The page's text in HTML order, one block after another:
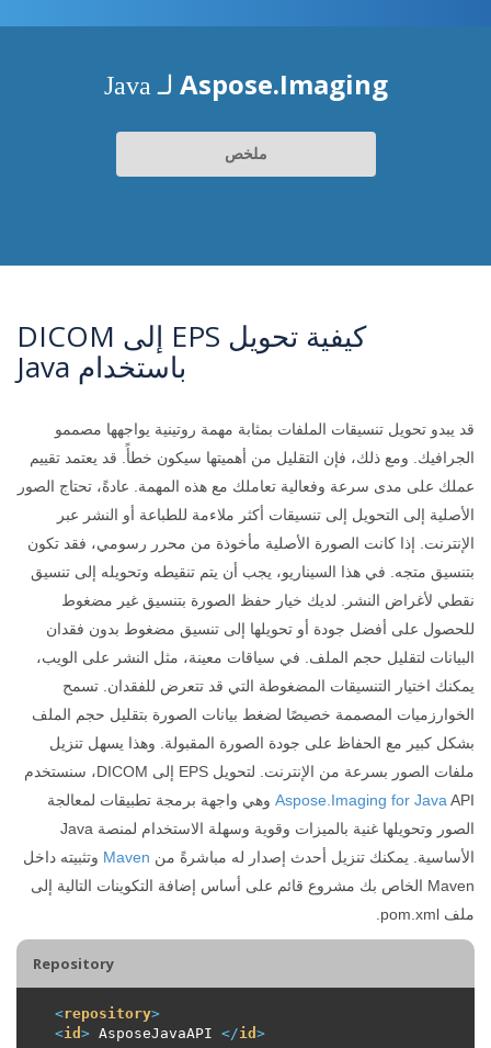
Aspose.Imaging لـ Java
ملخص
كيفية تحويل EPS إلى DICOM
باستخدام Java
قد يبدو تحويل تنسيقات الملفات بمثابة مهمة روتينية يواجهها مصممو
الجرافيك. ومع ذلك، فإن التقليل من أهميتها سيكون خطأً. قد يعتمد تقييم
عملك على مدى سرعة وفعالية تعاملك مع هذه المهمة. عادةً، تحتاج الصور
الأصلية إلى التحويل إلى تنسيقات أكثر ملاءمة للطباعة أو النشر عبر
الإنترنت. إذا كانت الصورة الأصلية مأخوذة من محرر رسومي، فقد تكون
بتنسيق متجه. في هذا السيناريو، يجب أن يتم تنقيطه وتحويله إلى تنسيق
نقطي لأغراض النشر. لديك خيار حفظ الصورة بتنسيق غير مضغوط
للحصول على أفضل جودة أو تحويلها إلى تنسيق مضغوط بدون فقدان
البيانات لتقليل حجم الملف. في سياقات معينة، مثل النشر على الويب،
يمكنك اختيار التنسيقات المضغوطة التي قد تتعرض للفقدان. تسمح
الخوارزميات المصممة خصيصًا لضغط بيانات الصورة بتقليل حجم الملف
بشكل كبير مع الحفاظ على جودة الصورة المقبولة. وهذا يسهل تنزيل
ملفات الصور بسرعة من الإنترنت. لتحويل EPS إلى DICOM، سنستخدم
Aspose.Imaging for Java API وهي واجهة برمجة تطبيقات لمعالجة
الصور وتحويلها غنية بالميزات وقوية وسهلة الاستخدام لمنصة Java
الأساسية. يمكنك تنزيل أحدث إصدار له مباشرةً من Maven وتثبيته داخل
Maven الخاص بك مشروع قائم على أساس إضافة التكوينات التالية إلى
ملف pom.xml.
Repository
<repository>
<id > AsposeJavaAPI </id >